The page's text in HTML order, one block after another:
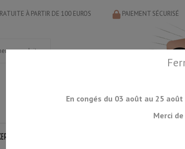
À PARTIR DE 100 EUROS PAIEMENT SÉCURISÉ
En congés du 03 août au 25
Merci